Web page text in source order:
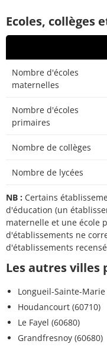
Ecoles, collèges
Nombre d'écoles
maternelles
Nombre d'écoles
primaires
Nombre de collèges
Nombre de lycées
NB : Certains
d'éducation (un
maternelle et une école
d'établissements ne
d'établissements
Les autres villes
Longueil-Sainte-Marie
Houdancourt (60710)
Le Fayel (60680)
Grandfresnoy (60680)